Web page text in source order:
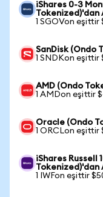
iShares 0-3
Tokenized)'dan
1 SGOVon eşittir
SanDisk (Ondo
1 SNDKon eşittir
AMD (Ondo
1 AMDon eşittir
Oracle (Ondo
1 ORCLon eşittir
iShares Russell
Tokenized)'dan
1 IWFon eşittir